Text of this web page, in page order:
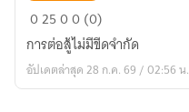
สังหาร
ทำลาย
ล้าง
จักรวาล
02500 (0)
การต่อสู้ไม่มีขีดจำกัด
อัปเดตล่าสุด 28 ก.ค. 69 / 02:56 น.